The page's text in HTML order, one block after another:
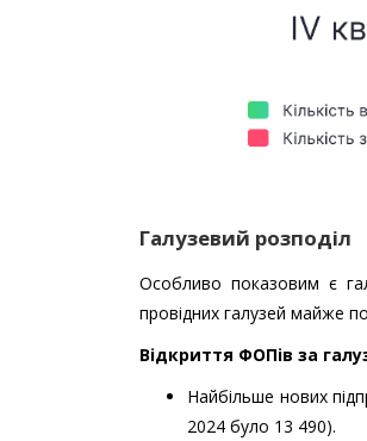
Галузевий розподіл
Особливо показовим є
провідних галузей майже
Відкриття ФОПів за
Найбільше нових
2024 було 13 490).